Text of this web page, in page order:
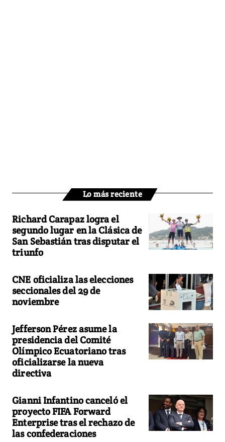
Lo más reciente
Richard Carapaz logra el
segundo lugar en la Clásica de
San Sebastián tras disputar el
triunfo
CNE oficializa las elecciones
seccionales del 29 de
noviembre
Jefferson Pérez asume la
presidencia del Comité
Olímpico Ecuatoriano tras
oficializarse la nueva
directiva
Gianni Infantino canceló el
proyecto FIFA Forward
Enterprise tras el rechazo de
las confederaciones